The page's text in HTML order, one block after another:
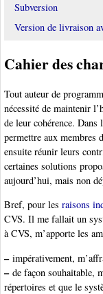
Subversion
Version de livraison
Cahier des
Tout auteur de
nécessité de maintenir
de leur cohérence.
permettre aux membres
ensuite réunir leurs
certaines solutions
aujourd’hui, mais non
Bref, pour les raisons
CVS. Il me fallait un
à CVS, m’apporte les
–impérativement,
–de façon souhaitable,
répertoires et que le